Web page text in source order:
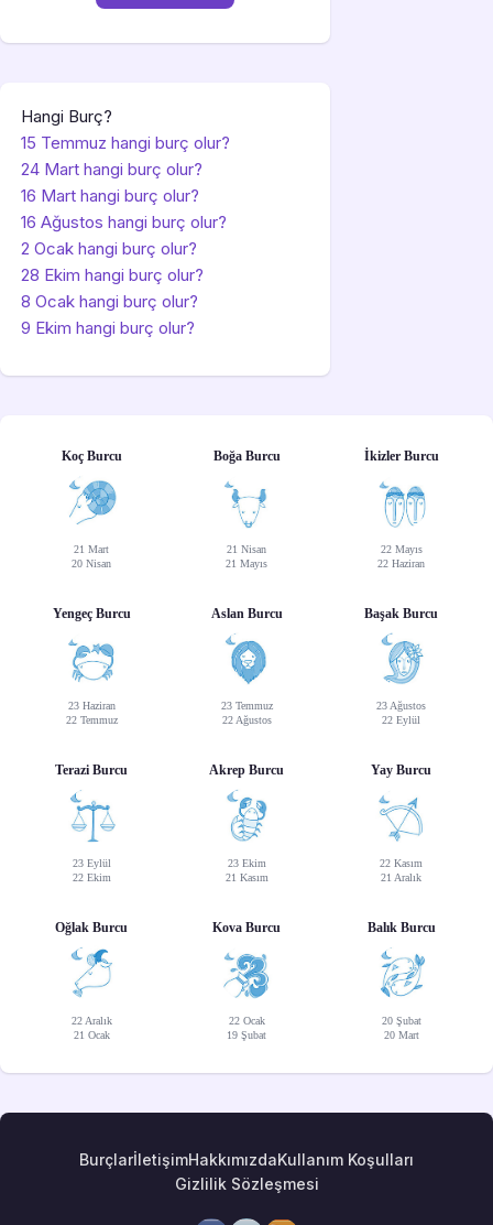
Hangi Burç?
15 Temmuz hangi burç olur?
24 Mart hangi burç olur?
16 Mart hangi burç olur?
16 Ağustos hangi burç olur?
2 Ocak hangi burç olur?
28 Ekim hangi burç olur?
8 Ocak hangi burç olur?
9 Ekim hangi burç olur?
Koç Burcu
21 Mart
20 Nisan
Boğa Burcu
21 Nisan
21 Mayıs
İkizler Burcu
22 Mayıs
22 Haziran
Yengeç Burcu
23 Haziran
22 Temmuz
Aslan Burcu
23 Temmuz
22 Ağustos
Başak Burcu
23 Ağustos
22 Eylül
Terazi Burcu
23 Eylül
22 Ekim
Akrep Burcu
23 Ekim
21 Kasım
Yay Burcu
22 Kasım
21 Aralık
Oğlak Burcu
22 Aralık
21 Ocak
Kova Burcu
22 Ocak
19 Şubat
Balık Burcu
20 Şubat
20 Mart
BurçlarİletişimHakkımızdaKullanım Koşulları
Gizlilik Sözleşmesi